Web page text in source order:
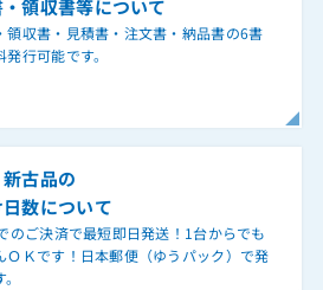
領収書等について
領収書・見積書・注文書・納品書の6書
行可能です。
古品の
数について
のご決済で最短即日発送！1台からでも
ＯＫです！日本郵便（ゆうパック）で発